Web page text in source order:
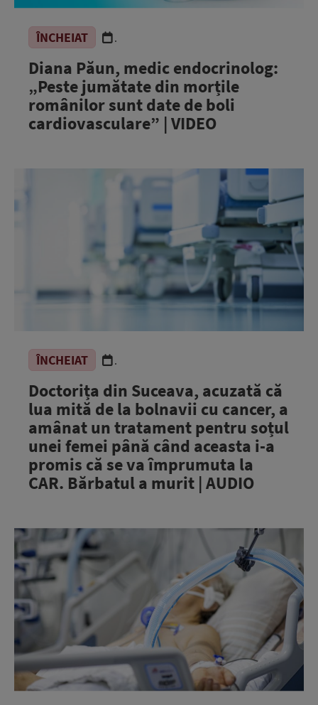
ÎNCHEIAT .
Diana Păun, medic endocrinolog:
„Peste jumătate din morțile
românilor sunt date de boli
cardiovasculare” | VIDEO
ÎNCHEIAT .
Doctorița din Suceava, acuzată că
lua mită de la bolnavii cu cancer, a
amânat un tratament pentru soțul
unei femei până când aceasta i-a
promis că se va împrumuta la
CAR. Bărbatul a murit | AUDIO